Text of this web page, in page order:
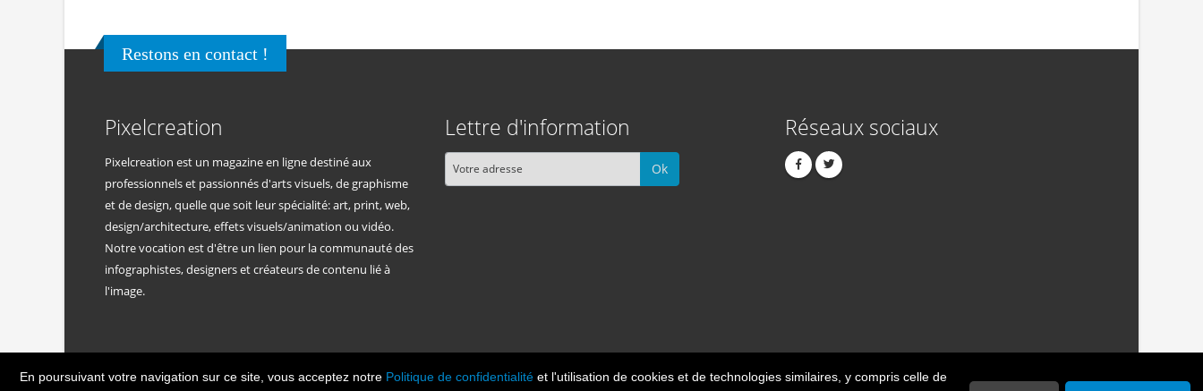
En poursuivant votre navigation sur ce site, vous acceptez notre Politique de confidentialitéet l'utilisation de cookies et de technologies similaires, y compris celle de
Restons en contact !
Pixelcreation
Pixelcreation est un magazine en ligne destiné aux
professionnels et passionnés d'arts visuels, de graphisme
et de design, quelle que soit leur spécialité: art, print, web,
design/architecture, effets visuels/animation ou vidéo.
Notre vocation est d'être un lien pour la communauté des
infographistes, designers et créateurs de contenu lié à
l'image.
Lettre d'information
Ok
Réseaux sociaux